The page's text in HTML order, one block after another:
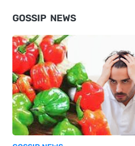
GOSSIP NEWS